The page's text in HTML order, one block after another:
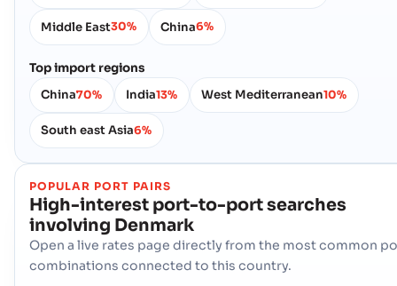
รหัสพอร์ต :
DKNBG
Odense
ที่อยู่ :Odense (DKODE), Denmark, Europe
รหัสไปรษณีย์ :-
รหัสพอร์ต : DKODE
Randers
ที่อยู่ :Randers (DKRAN), Denmark, Europe
รหัสไปรษณีย์ : -
รหัสพอร์ต : DKRAN
Middle East30% China6%
Top import regions
China70% India13% West Mediterranean10%
South east Asia6%
POPULAR PORT PAIRS
High-interest port-to-port searches
involving Denmark
Open a live rates page directly from the most common
combinations connected to this country.